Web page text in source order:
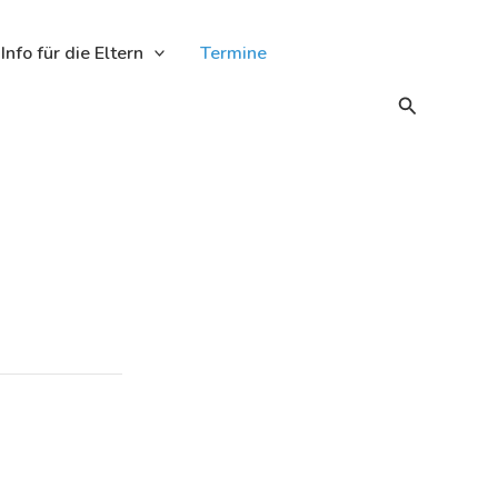
Info für die Eltern Termine
Suchen